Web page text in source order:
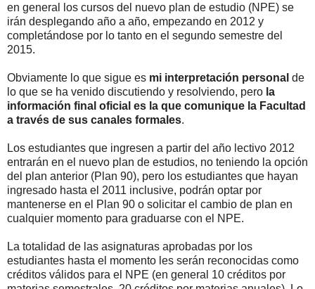
en general los cursos del nuevo plan de estudio (NPE) se
irán desplegando año a año, empezando en 2012 y
completándose por lo tanto en el segundo semestre del
2015.
Obviamente lo que sigue es mi interpretación personal de
lo que se ha venido discutiendo y resolviendo, pero la
información final oficial es la que comunique la Facultad
a través de sus canales formales.
Los estudiantes que ingresen a partir del año lectivo 2012
entrarán en el nuevo plan de estudios, no teniendo la opción
del plan anterior (Plan 90), pero los estudiantes que hayan
ingresado hasta el 2011 inclusive, podrán optar por
mantenerse en el Plan 90 o solicitar el cambio de plan en
cualquier momento para graduarse con el NPE.
La totalidad de las asignaturas aprobadas por los
estudiantes hasta el momento les serán reconocidas como
créditos válidos para el NPE (en general 10 créditos por